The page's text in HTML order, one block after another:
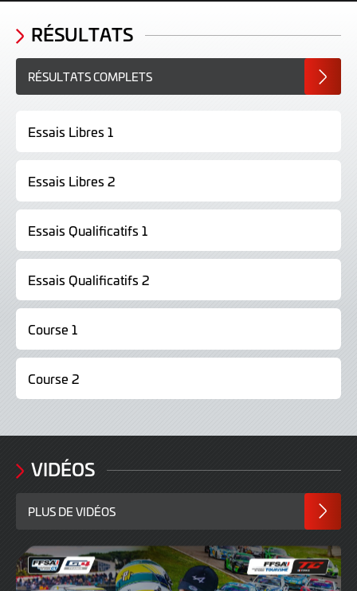
RÉSULTATS
RÉSULTATS COMPLETS
Essais Libres 1
Essais Libres 2
Essais Qualificatifs 1
Essais Qualificatifs 2
Course 1
Course 2
VIDÉOS
PLUS DE VIDÉOS